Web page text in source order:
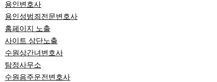
용인변호사
용인성범죄전문변호사
홈페이지 노출
사이트 상단노출
수원상간녀변호사
탐정사무소
수원음주운전변호사